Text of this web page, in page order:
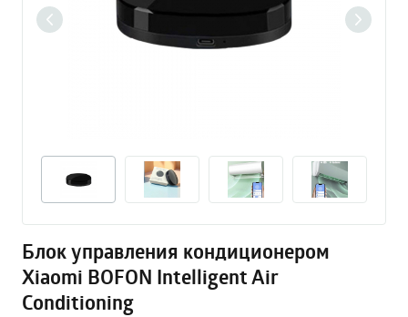
Блок управления кондиционером
Xiaomi BOFON Intelligent Air
Conditioning